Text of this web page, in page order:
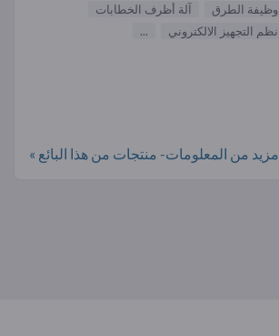
وظيفة الطرق
آلة أظرف الخطابات
نظم التجهيز الالكتروني
...
مزيد من المعلومات- منتجات من هذا البائع »